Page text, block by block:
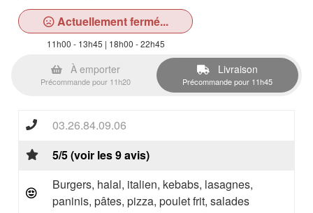
Actuellement fermé...
11h00 - 13h45 | 18h00 - 22h45
À emporter
Précommande pour 11h20
Livraison
Précommande pour 11h45
03.26.84.09.06
5/5 (voir les 9 avis)
Burgers, halal, italien, kebabs, lasagnes,
paninis, pâtes, pizza, poulet frit, salades